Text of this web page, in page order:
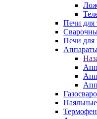
Печи для
Печи для